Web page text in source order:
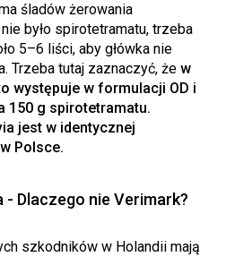
śladów żerowania
było spirotetramatu, trzeba
5–6 liści, aby główka nie
Trzeba tutaj zaznaczyć, że w
występuje w formulacji OD i
150 g spirotetramatu.
jest w identycznej
Polsce.
Dlaczego nie Verimark?
szkodników w Holandii mają